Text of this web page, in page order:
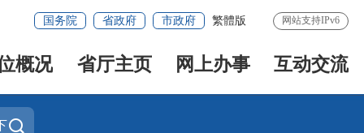
国务院 省政府 市政府 繁體版 网站支持IPv6
概况 省厅主页 网上办事 互动交流